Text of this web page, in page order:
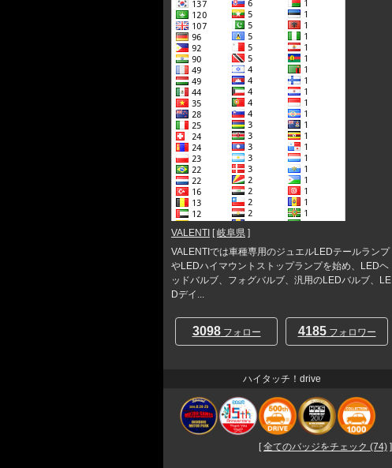
VALENTI [岐阜県 ]
VALENTIでは車種専用のジュエルLEDテールランプ
やLEDハイマウントストップランプを始め、LEDヘ
ッドバルブ、フォグバルブ、汎用のLEDバルブ、LE
Dデイ...
3098フォロー 4185フォロワー
ハイタッチ！drive
[全てのバッジをチェック (74) ]